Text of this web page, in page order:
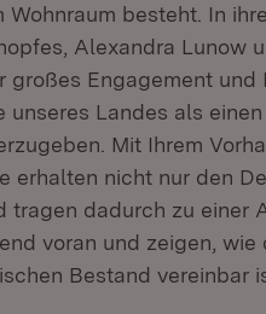
besteht. In
Alexandra Lunow
großes Engagement
Landes als
Mit Ihrem
erhalten nicht nur den
tragen dadurch zu einer
voran und zeigen, wie
Bestand vereinbar